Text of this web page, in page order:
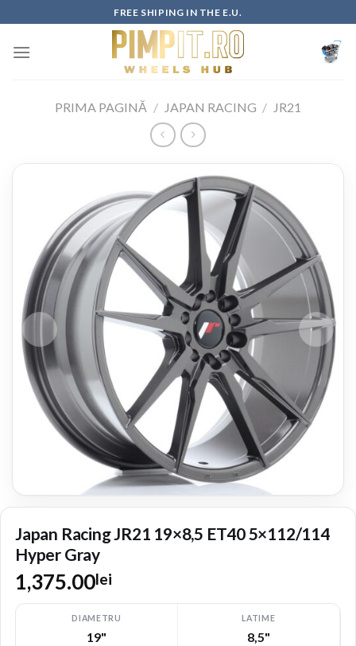
to
content
FREE SHIPING IN THE E.U.
PRIMA PAGINĂ / JAPAN RACING / JR21
Japan Racing JR21 19×8,5 ET40 5×112/114
Hyper Gray
1,375.00lei
DIAMETRU
19"
LATIME
8,5"